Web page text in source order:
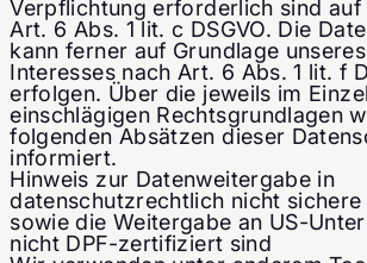
Verpflichtung erforderlich sind auf
Art. 6 Abs. 1 lit. c DSGVO. Die
kann ferner auf Grundlage
Interesses nach Art. 6 Abs. 1 lit. f
erfolgen. Über die jeweils im
einschlägigen Rechtsgrundlagen
folgenden Absätzen dieser
informiert.
Hinweis zur Datenweitergabe in
datenschutzrechtlich nicht
sowie die Weitergabe an US-
nicht DPF-zertifiziert sind